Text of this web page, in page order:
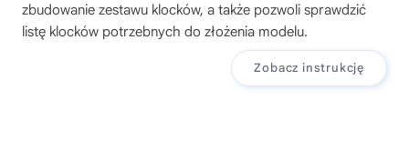
zbudowanie zestawu klocków, a także pozwoli sprawdzić
listę klocków potrzebnych do złożenia modelu.
Zobacz instrukcję